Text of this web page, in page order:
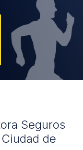
Seguros
de